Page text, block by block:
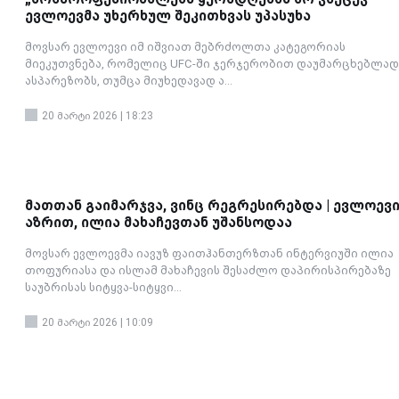
ევლოევმა უხერხულ შეკითხვას უპასუხა
მოვსარ ევლოევი იმ იშვიათ მებრძოლთა კატეგორიას
მიეკუთვნება, რომელიც UFC-ში ჯერჯერობით დაუმარცხებლად
ასპარეზობს, თუმცა მიუხედავად ა...
20 მარტი 2026 | 18:23
მათთან გაიმარჯვა, ვინც რეგრესირებდა |
აზრით, ილია მახაჩევთან უშანსოდაა
მოვსარ ევლოევმა იავუზ ფაითჰანთერზთან ინტერვიუში ილია
თოფურიასა და ისლამ მახაჩევის შესაძლო დაპირისპირებაზე
საუბრისას სიტყვა-სიტყვი...
20 მარტი 2026 | 10:09